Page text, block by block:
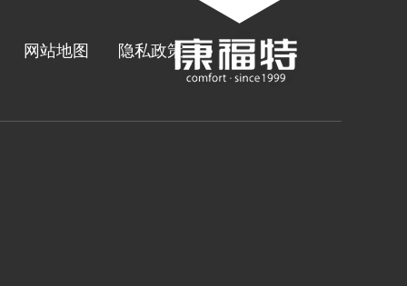
网站地图 隐私政策